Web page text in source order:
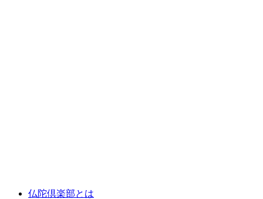
仏陀倶楽部とは